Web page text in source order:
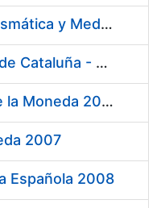
Departamento de Numismática y Medallística - Museo Arqueológico Nacional 2007
Gabinete Numismático de Cataluña - Museo Nacional de Arte de Cataluña 2007
Fundación Real Casa de la Moneda 2007
2007
Española 2008